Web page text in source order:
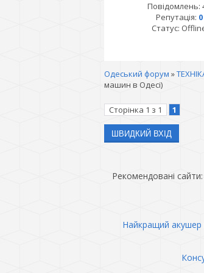
Повідомлень:
Репутація: 0
Статус:
Одеський форум »
машин в Одесі)
Сторінка 1 з 1 1
Рекомендовані сайти:
Найкращий акушер